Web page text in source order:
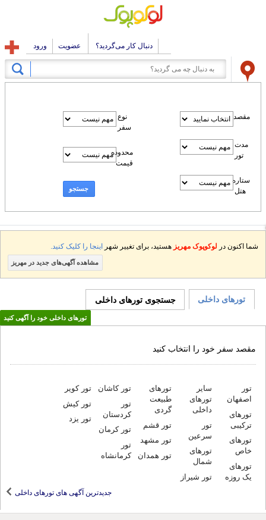
دنبال کار می‌گردید؟ عضویت ورود
مقصد
مدت
تور
ستاره
هتل
نوع
سفر
محدوده
قیمت
جستجو
شما اکنون در لوکوپوک مهریز هستید، برای تغییر شهر اینجا را کلیک کنید.
مشاهده آگهی‌های جدید در مهریز
تورهای داخلی جستجوی تورهای داخلی
تورهای داخلی خود را آگهی کنید
مقصد سفر خود را انتخاب کنید
جدیدترین آگهی های تورهای داخلی
تور
اصفهان
تورهای
ترکیبی
تورهای
خاص
تورهای
یک روزه
سایر
تورهای
داخلی
تور
سرعین
تورهای
شمال
تور شیراز
تورهای
طبیعت
گردی
تور قشم
تور مشهد
تور همدان
تور کاشان
تور
کردستان
تور کرمان
تور
کرمانشاه
تور کویر
تور کیش
تور یزد